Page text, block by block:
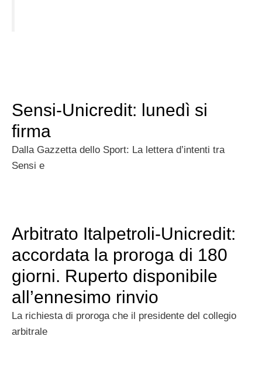
Sensi-Unicredit: lunedì si
firma
Dalla Gazzetta dello Sport: La lettera d’intenti tra
Sensi e
Arbitrato Italpetroli-Unicredit:
accordata la proroga di 180
giorni. Ruperto disponibile
all’ennesimo rinvio
La richiesta di proroga che il presidente del collegio
arbitrale